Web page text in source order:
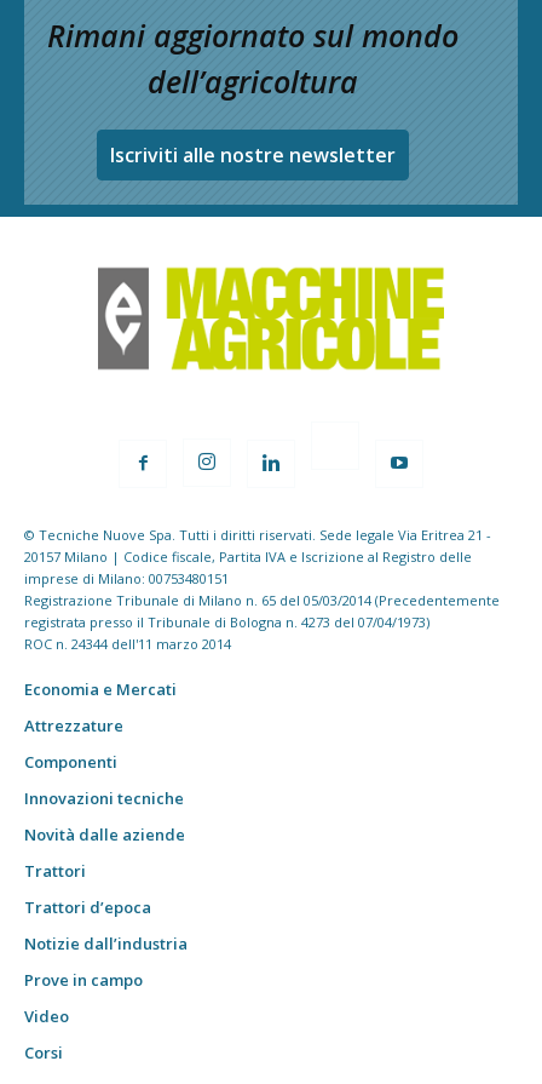
Rimani aggiornato sul mondo
dell’agricoltura
Iscriviti alle nostre newsletter
© Tecniche Nuove Spa. Tutti i diritti riservati. Sede legale Via Eritrea 21 -
20157 Milano | Codice fiscale, Partita IVA e Iscrizione al Registro delle
imprese di Milano: 00753480151
Registrazione Tribunale di Milano n. 65 del 05/03/2014 (Precedentemente
registrata presso il Tribunale di Bologna n. 4273 del 07/04/1973)
ROC n. 24344 dell'11 marzo 2014
Economia e Mercati
Attrezzature
Componenti
Innovazioni tecniche
Novità dalle aziende
Trattori
Trattori d’epoca
Notizie dall’industria
Prove in campo
Video
Corsi